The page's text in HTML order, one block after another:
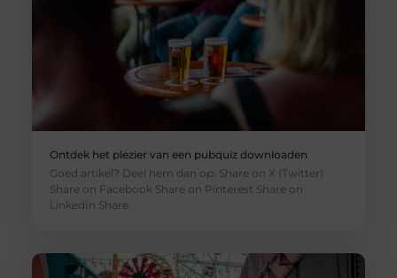
Ontdek het plezier van een pubquiz downloaden
Goed artikel? Deel hem dan op: Share on X (Twitter)
Share on Facebook Share on Pinterest Share on
LinkedIn Share